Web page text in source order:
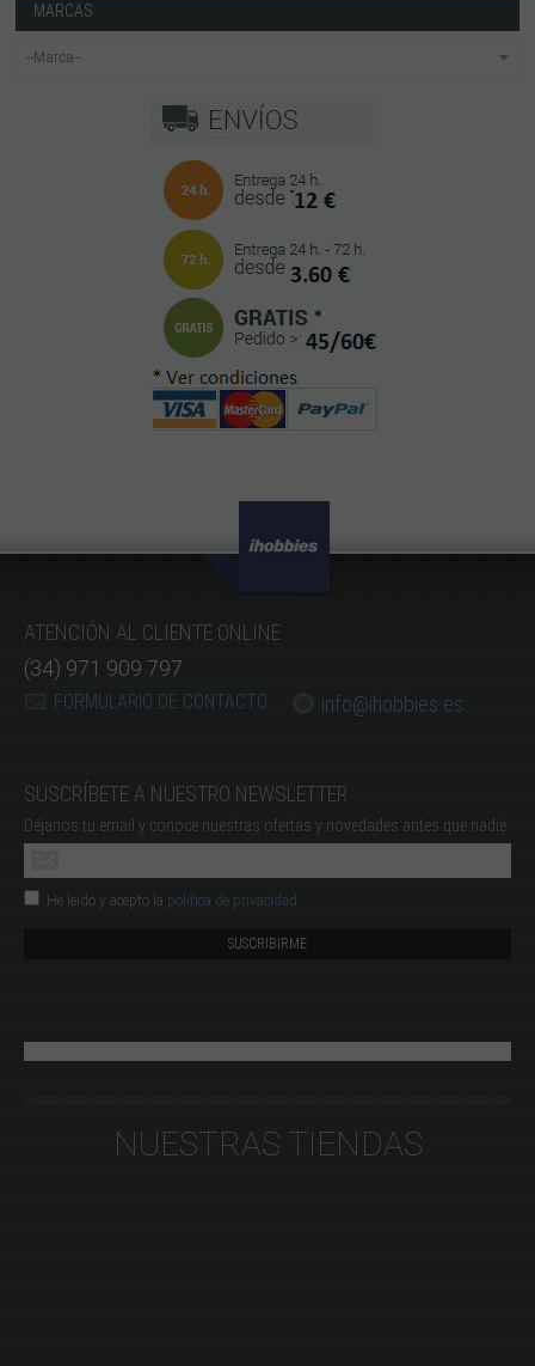
MARCAS
ATENCIÓN AL CLIENTE ONLINE
(34) 971 909 797
FORMULARIO DE CONTACTO info@ihobbies.es
SUSCRÍBETE A NUESTRO NEWSLETTER
Déjanos tu email y conoce nuestras ofertas y novedades antes que nadie.
He leído y acepto la política de privacidad
NUESTRAS TIENDAS